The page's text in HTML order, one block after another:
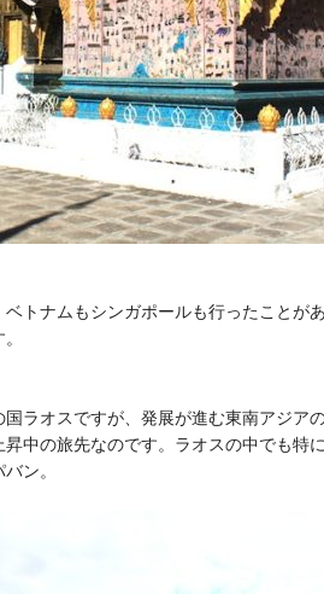
トナムもシンガポールも行ったことが
国ラオスですが、発展が進む東南アジア
中の旅先なのです。ラオスの中でも特
バン。